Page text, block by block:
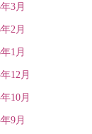
3月
2月
1月
12月
10月
9月